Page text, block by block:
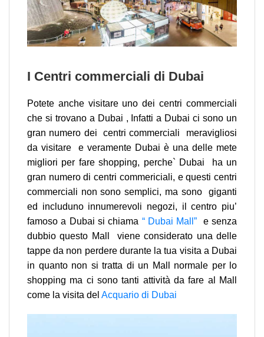
I Centri commerciali di Dubai
Potete anche visitare uno dei centri commerciali
che si trovano a Dubai , Infatti a Dubai ci sono un
gran numero dei centri commerciali meravigliosi
da visitare e veramente Dubai è una delle mete
migliori per fare shopping, perche` Dubai ha un
gran numero di centri commericiali, e questi centri
commerciali non sono semplici, ma sono giganti
ed includuno innumerevoli negozi, il centro piu’
famoso a Dubai si chiama “ Dubai Mall”
e senza
dubbio questo Mall viene considerato una delle
tappe da non perdere durante la tua visita a Dubai
in quanto non si tratta di un Mall normale per lo
shopping ma ci sono tanti attività da fare al Mall
come la visita del Acquario di Dubai